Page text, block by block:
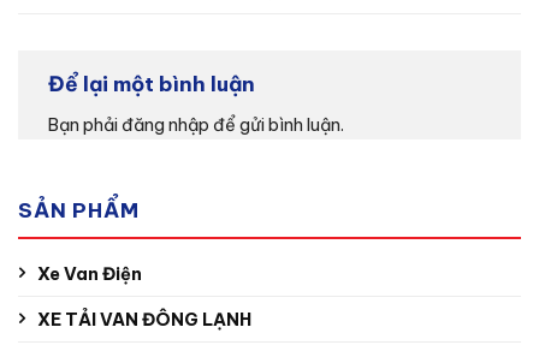
Để lại một bình luận
Bạn phải đăng nhập để gửi bình luận.
SẢN PHẨM
Xe Van Điện
XE TẢI VAN ĐÔNG LẠNH